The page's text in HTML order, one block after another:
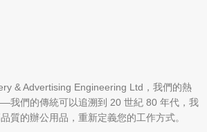
& Advertising Engineering Ltd，我們的熱
我們的傳統可以追溯到 20 世紀 80 年代，我
質的辦公用品，重新定義您的工作方式。